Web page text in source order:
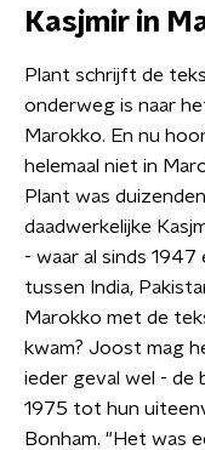
Kasjmir in
Plant schrijft de
onderweg is naar
Marokko. En nu
helemaal niet in
Plant was
daadwerkelijke
- waar al sinds
tussen India,
Marokko met de
kwam? Joost mag
ieder geval wel - de
1975 tot hun
Bonham. "Het was